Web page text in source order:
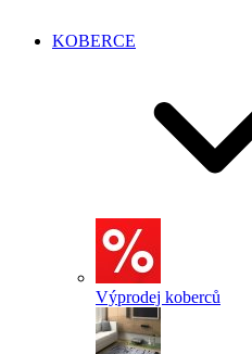
KOBERCE
Výprodej koberců